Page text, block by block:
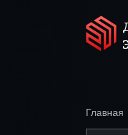
Главная